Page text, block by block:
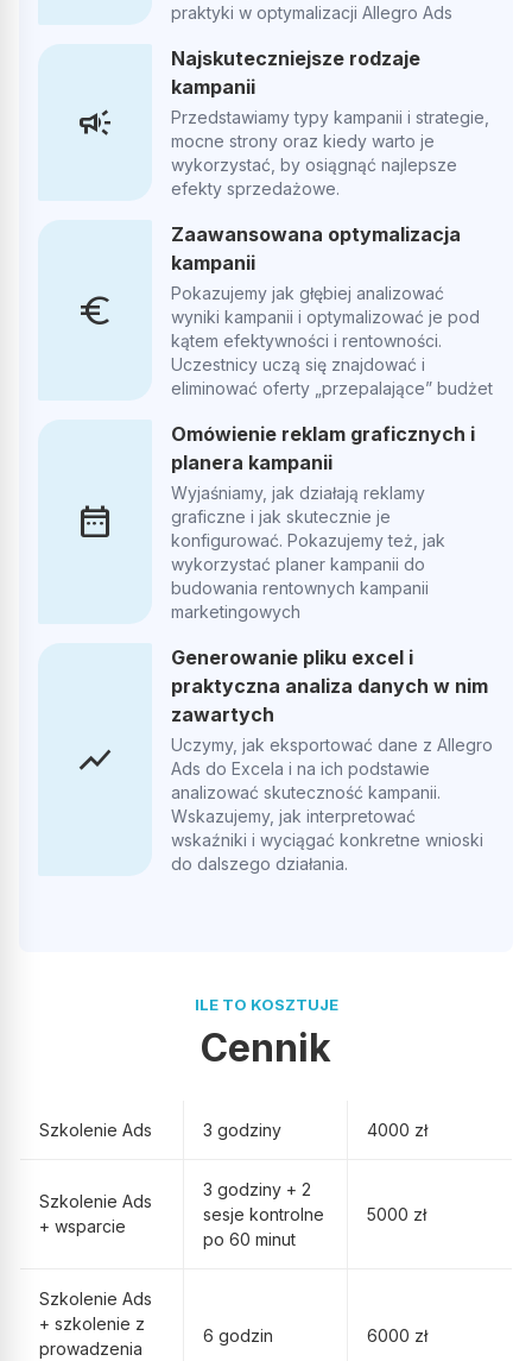
praktyki w optymalizacji Allegro Ads
campaign
Najskuteczniejsze rodzaje
kampanii
Przedstawiamy typy kampanii i strategie,
mocne strony oraz kiedy warto je
wykorzystać, by osiągnąć najlepsze
efekty sprzedażowe.
euro
Zaawansowana optymalizacja
kampanii
Pokazujemy jak głębiej analizować
wyniki kampanii i optymalizować je pod
kątem efektywności i rentowności.
Uczestnicy uczą się znajdować i
eliminować oferty „przepalające” budżet
date_range
Omówienie reklam graficznych i
planera kampanii
Wyjaśniamy, jak działają reklamy
graficzne i jak skutecznie je
konfigurować. Pokazujemy też, jak
wykorzystać planer kampanii do
budowania rentownych kampanii
marketingowych
show_chart
Generowanie pliku excel i
praktyczna analiza danych w nim
zawartych
Uczymy, jak eksportować dane z Allegro
Ads do Excela i na ich podstawie
analizować skuteczność kampanii.
Wskazujemy, jak interpretować
wskaźniki i wyciągać konkretne wnioski
do dalszego działania.
ILE TO KOSZTUJE
Cennik
Szkolenie Ads 3 godziny 4000 zł
Szkolenie Ads
+ wsparcie
3 godziny + 2
sesje kontrolne
po 60 minut
5000 zł
Szkolenie Ads
+ szkolenie z
prowadzenia
6 godzin 6000 zł
Współpraca z nimi była najlepszą decyzją – Polecam!
Dawid Nawrocki
Profesjonalne podejście do klienta oraz przyjazna atmosfera.
Szkolenie oceniam na 5+
Damian Nowka
wygląda, wszystko rzetelnie, uczciwie i czytelnie dla klienta,
Opublikowano w Google
Opublikowano w Google
AP
POLECAM W 100% Pełen profesjonalizm Efekty mega
zadowalające
Opublikowano w Google